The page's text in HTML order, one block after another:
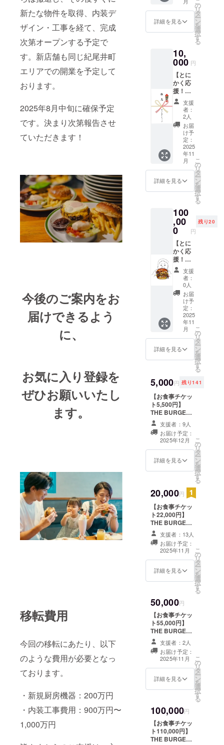
新たな物件を取得、内装デ
ザイン・工事を経て、完成
次第オープンする予定で
す。新店舗も同じ紀尾井町
エリアでの開業を予定して
おります。
2025年8月中旬に確保予定
です。決まり次第報告させ
ていただきます！
今後のご案内をお
届けできるよう
に、
お気に入り登録を
ぜひお願いいたし
ます。
移転費用
今回の移転にあたり、以下
のような費用が必要となっ
ております。
・新規厨房機器：200万円
・内装工事費用：900万円〜
1,000万円
記入く
い。 ・
ロゴの
データ
を送信
してい
ただき
ます。
ジナル
ロゴス
テッ
カー(丸
60mm×
をお送
りしま
す。
詳細を見る
の
リ
タ
ー
ン
を
選
択
す
る
10,
000 円
【とに
かく応
援！】
感謝の
気持ち
を込め
て、お
礼の
メッ
セージ
とオリ
ジナル
粗品タ
オル
(830m
m×350
お送り
しま
す。
支援
者：
2人
お届
け予
定：
2025
年11
月
詳細を見る
こ
の
リ
タ
ー
ン
を
選
択
す
る
100
,00
0 円
残り20
【とに
かく応
援！】
感謝の
気持ち
を込め
て、お
礼の
メッ
セージ
とオリ
ジナル
のス
テッ
カー
60mm×
、タオ
ル
830mm
×350m
m、半
ツをお
送りし
ます。
支援
者：
0人
お届
け予
定：
2025
年11
月
詳細を見る
こ
の
リ
タ
ー
ン
を
選
択
す
る
5,000円 残り141
【お食事チケッ
ト5,500円】
THE BURGER
SHOP紀尾井町
本店で使えるチ
ケット5500円分
（5500円×1枚）
・新店舗でのお
買い物にご利用
おつりはでませ
ん。 ・初回来店
時にお渡しいた
します。スタッ
フにクラウド
ファンディング
で支援をした旨
をお声掛けくだ
さい。 ・2025年
9月下旬の店舗確
保予定 ・有効期
間：2026年12月
支援者：9人
お届け予定：
2025年12月
詳細を見る
こ
の
リ
タ
ー
ン
を
選
択
す
る
20,000円
【お食事チケッ
ト22,000円】
THE BURGER
SHOP紀尾井町
本店で使えるチ
ケット22000円
分（2000円×11
枚） ・新店舗で
のお買い物にご
ん。おつりはで
ません。 ・初回
来店時にお渡し
いたします。ス
タッフにクラウ
ドファンディン
グで支援をした
旨をお声掛けく
ださい。 ・2025
年9月下旬の店舗
確保予定 ・有効
期間：2026年12
支援者：13人
お届け予定：
2025年11月
詳細を見る
こ
の
リ
タ
ー
ン
を
選
択
す
る
50,000円
【お食事チケッ
ト55,000円】
THE BURGER
SHOP紀尾井町
本店で使えるチ
ケット55,000円
分（5,000円×11
枚） ・新店舗で
のお買い物にご
ん。おつりはで
ません。 ・初回
来店時にお渡し
いたします。ス
タッフにクラウ
支援者：2人
お届け予定：
2025年11月
詳細を見る
こ
の
リ
タ
ー
ン
を
選
択
す
る
100,000円
【お食事チケッ
ト110,000円】
THE BURGER